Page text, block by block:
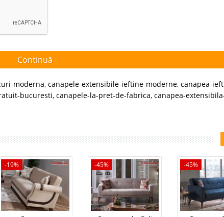
Continuă
moderna, canapele-extensibile-ieftine-moderne, canapea-
bucuresti, canapele-la-pret-de-fabrica, canapea-
-19% -45% -45%